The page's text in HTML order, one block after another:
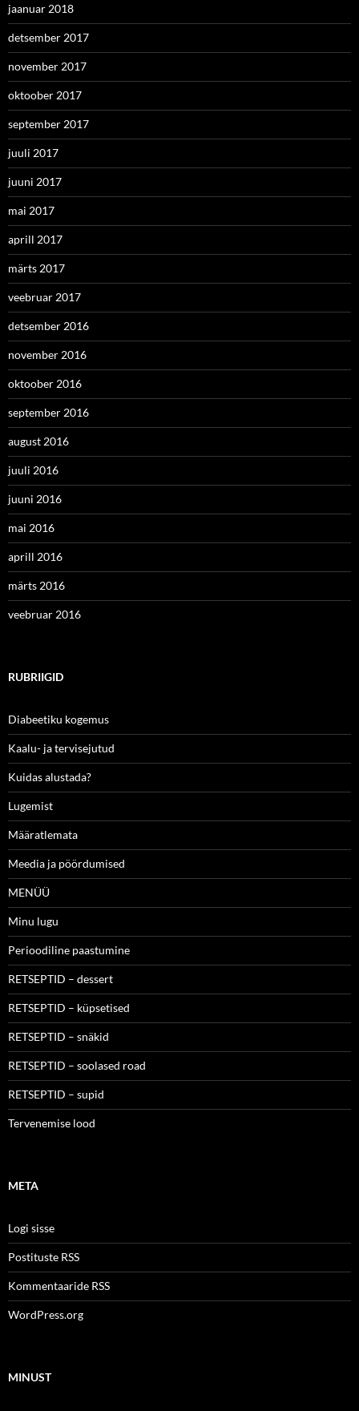
jaanuar 2018
detsember 2017
november 2017
oktoober 2017
september 2017
juuli 2017
juuni 2017
mai 2017
aprill 2017
märts 2017
veebruar 2017
detsember 2016
november 2016
oktoober 2016
september 2016
august 2016
juuli 2016
juuni 2016
mai 2016
aprill 2016
märts 2016
veebruar 2016
RUBRIIGID
Diabeetiku kogemus
Kaalu- ja tervisejutud
Kuidas alustada?
Lugemist
Määratlemata
Meedia ja pöördumised
MENÜÜ
Minu lugu
Perioodiline paastumine
RETSEPTID – dessert
RETSEPTID – küpsetised
RETSEPTID – snäkid
RETSEPTID – soolased road
RETSEPTID – supid
Tervenemise lood
META
Logi sisse
Postituste RSS
Kommentaaride RSS
WordPress.org
MINUST